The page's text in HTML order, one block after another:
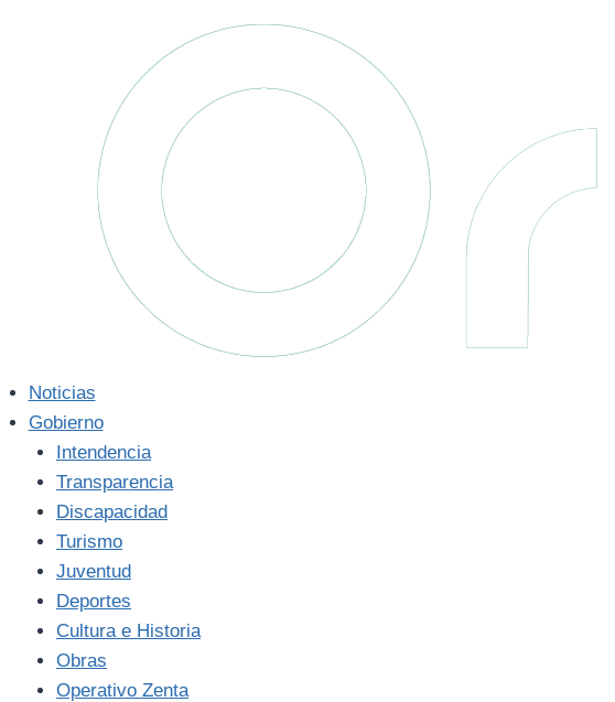
Noticias
Gobierno
Intendencia
Transparencia
Discapacidad
Turismo
Juventud
Deportes
Cultura e Historia
Obras
Operativo Zenta